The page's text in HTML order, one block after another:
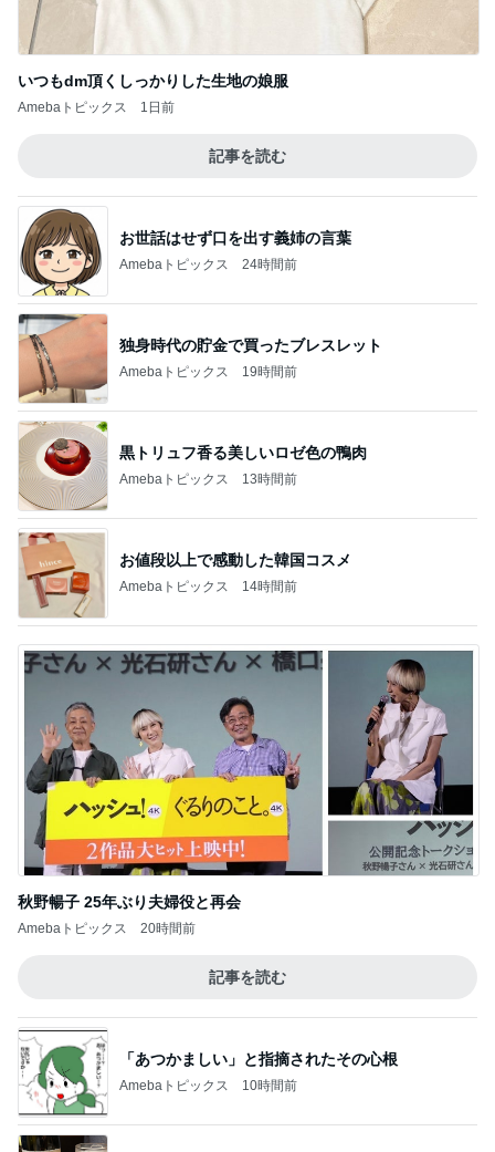
いつもdm頂くしっかりした生地の娘服
Amebaトピックス 1日前
記事を読む
お世話はせず口を出す義姉の言葉
Amebaトピックス 24時間前
独身時代の貯金で買ったブレスレット
Amebaトピックス 19時間前
黒トリュフ香る美しいロゼ色の鴨肉
Amebaトピックス 13時間前
お値段以上で感動した韓国コスメ
Amebaトピックス 14時間前
秋野暢子 25年ぶり夫婦役と再会
Amebaトピックス 20時間前
記事を読む
「あつかましい」と指摘されたその心根
Amebaトピックス 10時間前